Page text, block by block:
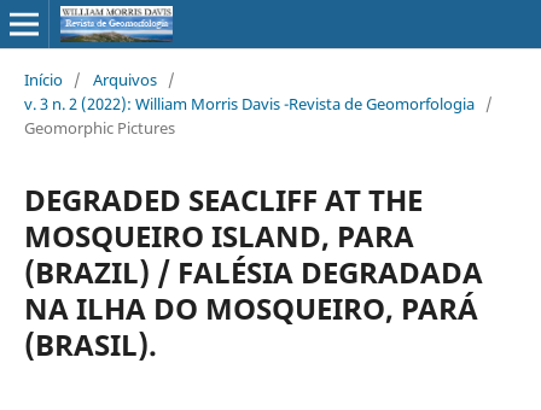
Início / Arquivos /
v. 3 n. 2 (2022): William Morris Davis -Revista de Geomorfologia /
Geomorphic Pictures
DEGRADED SEACLIFF AT THE
MOSQUEIRO ISLAND, PARA
(BRAZIL) / FALÉSIA DEGRADADA
NA ILHA DO MOSQUEIRO, PARÁ
(BRASIL).